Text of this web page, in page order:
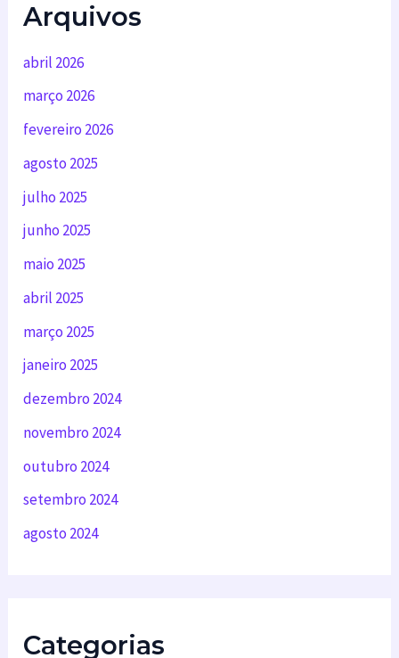
Arquivos
abril 2026
março 2026
fevereiro 2026
agosto 2025
julho 2025
junho 2025
maio 2025
abril 2025
março 2025
janeiro 2025
dezembro 2024
novembro 2024
outubro 2024
setembro 2024
agosto 2024
Categorias